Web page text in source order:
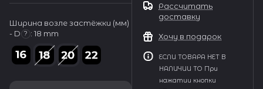
Ширина возле застёжки (мм)
- D ? : 18 mm
Рассчитать
доставку
Хочу в подарок
ЕСЛИ ТОВАРА НЕТ В
НАЛИЧИИ ТО При
нажатии кнопки